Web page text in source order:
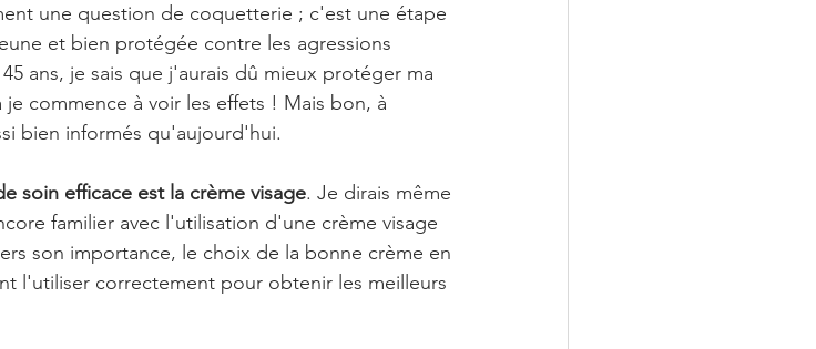
une question de coquetterie ; c'est une étape
et bien protégée contre les agressions
ans, je sais que j'aurais dû mieux protéger ma
commence à voir les effets ! Mais bon, à
bien informés qu'aujourd'hui.
soin efficace est la crème visage. Je dirais même
familier avec l'utilisation d'une crème visage
son importance, le choix de la bonne crème en
l'utiliser correctement pour obtenir les meilleurs